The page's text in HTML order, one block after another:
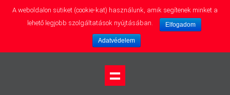
A weboldalon sütiket (cookie-kat) használunk, amik segítenek minket a
lehető legjobb szolgáltatások nyújtásában.
Elfogadom
Adatvédelem